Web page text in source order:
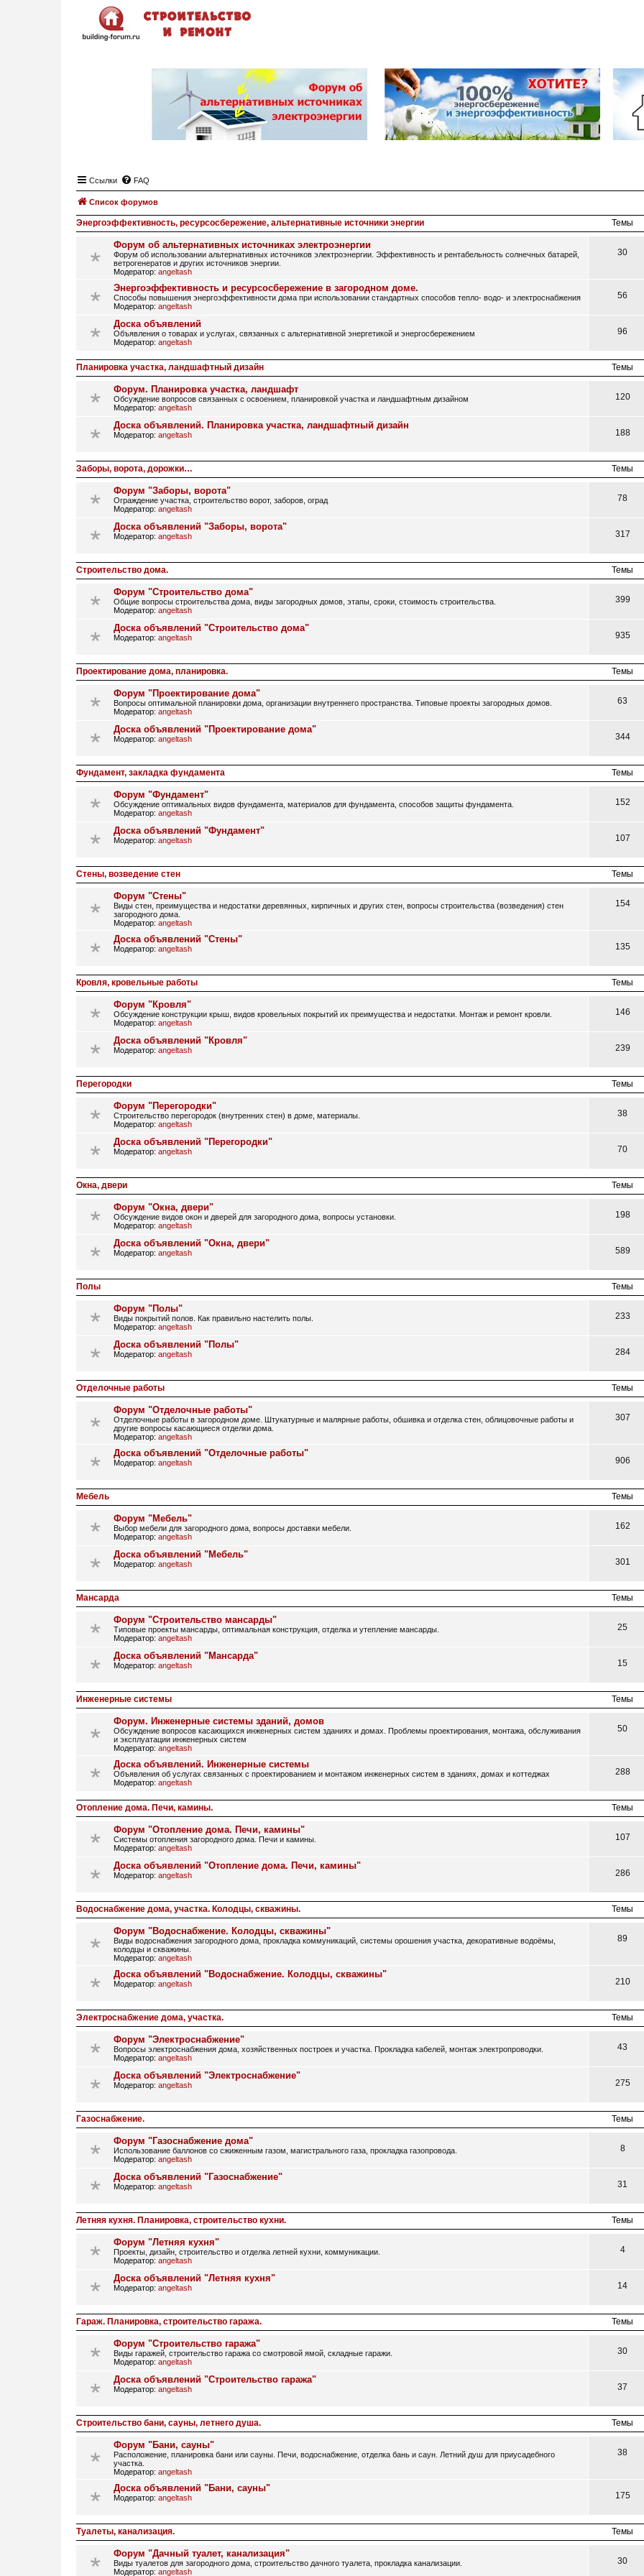
Ссылки FAQ
Список форумов
Энергоэффективность, ресурсосбережение, альтернативные источники энергии Темы
Форум об альтернативных источниках электроэнергии
Форум об использовании альтернативных источников электроэнергии. Эффективность и рентабельность солнечных батарей,
ветрогенератов и других источников энергии.
Модератор: angeltash
30
Энергоэффективность и ресурсосбережение в загородном доме.
Способы повышения энергоэффективности дома при использовании стандартных способов тепло- водо- и электроснабжения
Модератор: angeltash
56
Доска объявлений
Объявления о товарах и услугах, связанных с альтернативной энергетикой и энергосбережением
Модератор: angeltash
96
Планировка участка, ландшафтный дизайн Темы
Форум. Планировка участка, ландшафт
Обсуждение вопросов связанных с освоением, планировкой участка и ландшафтным дизайном
Модератор: angeltash
120
Доска объявлений. Планировка участка, ландшафтный дизайн
Модератор: angeltash 188
Заборы, ворота, дорожки… Темы
Форум "Заборы, ворота"
Ограждение участка, строительство ворот, заборов, оград
Модератор: angeltash
78
Доска объявлений "Заборы, ворота"
Модератор: angeltash 317
Строительство дома. Темы
Форум "Строительство дома"
Общие вопросы строительства дома, виды загородных домов, этапы, сроки, стоимость строительства.
Модератор: angeltash
399
Доска объявлений "Строительство дома"
Модератор: angeltash 935
Проектирование дома, планировка. Темы
Форум "Проектирование дома"
Вопросы оптимальной планировки дома, организации внутреннего пространства. Типовые проекты загородных домов.
Модератор: angeltash
63
Доска объявлений "Проектирование дома"
Модератор: angeltash 344
Фундамент, закладка фундамента Темы
Форум "Фундамент"
Обсуждение оптимальных видов фундамента, материалов для фундамента, способов защиты фундамента.
Модератор: angeltash
152
Доска объявлений "Фундамент"
Модератор: angeltash 107
Стены, возведение стен Темы
Форум "Стены"
Виды стен, преимущества и недостатки деревянных, кирпичных и других стен, вопросы строительства (возведения) стен
загородного дома.
Модератор: angeltash
154
Доска объявлений "Стены"
Модератор: angeltash 135
Кровля, кровельные работы Темы
Форум "Кровля"
Обсуждение конструкции крыш, видов кровельных покрытий их преимущества и недостатки. Монтаж и ремонт кровли.
Модератор: angeltash
146
Доска объявлений "Кровля"
Модератор: angeltash 239
Перегородки Темы
Форум "Перегородки"
Строительство перегородок (внутренних стен) в доме, материалы.
Модератор: angeltash
38
Доска объявлений "Перегородки"
Модератор: angeltash 70
Окна, двери Темы
Форум "Окна, двери"
Обсуждение видов окон и дверей для загородного дома, вопросы установки.
Модератор: angeltash
198
Доска объявлений "Окна, двери"
Модератор: angeltash 589
Полы Темы
Форум "Полы"
Виды покрытий полов. Как правильно настелить полы.
Модератор: angeltash
233
Доска объявлений "Полы"
Модератор: angeltash 284
Отделочные работы Темы
Форум "Отделочные работы"
Отделочные работы в загородном доме. Штукатурные и малярные работы, обшивка и отделка стен, облицовочные работы и
другие вопросы касающиеся отделки дома.
Модератор: angeltash
307
Доска объявлений "Отделочные работы"
Модератор: angeltash 906
Мебель Темы
Форум "Мебель"
Выбор мебели для загородного дома, вопросы доставки мебели.
Модератор: angeltash
162
Доска объявлений "Мебель"
Модератор: angeltash 301
Мансарда Темы
Форум "Строительство мансарды"
Типовые проекты мансарды, оптимальная конструкция, отделка и утепление мансарды.
Модератор: angeltash
25
Доска объявлений "Мансарда"
Модератор: angeltash 15
Инженерные системы Темы
Форум. Инженерные системы зданий, домов
Обсуждение вопросов касающихся инженерных систем зданиях и домах. Проблемы проектирования, монтажа, обслуживания
и эксплуатации инженерных систем
Модератор: angeltash
50
Доска объявлений. Инженерные системы
Объявления об услугах связанных с проектированием и монтажом инженерных систем в зданиях, домах и коттеджах
Модератор: angeltash
288
Отопление дома. Печи, камины. Темы
Форум "Отопление дома. Печи, камины"
Системы отопления загородного дома. Печи и камины.
Модератор: angeltash
107
Доска объявлений "Отопление дома. Печи, камины"
Модератор: angeltash 286
Водоснабжение дома, участка. Колодцы, скважины. Темы
Форум "Водоснабжение. Колодцы, скважины"
Виды водоснабжения загородного дома, прокладка коммуникаций, системы орошения участка, декоративные водоёмы,
колодцы и скважины.
Модератор: angeltash
89
Доска объявлений "Водоснабжение. Колодцы, скважины"
Модератор: angeltash 210
Электроснабжение дома, участка. Темы
Форум "Электроснабжение"
Вопросы электроснабжения дома, хозяйственных построек и участка. Прокладка кабелей, монтаж электропроводки.
Модератор: angeltash
43
Доска объявлений "Электроснабжение"
Модератор: angeltash 275
Газоснабжение. Темы
Форум "Газоснабжение дома"
Использование баллонов со сжиженным газом, магистрального газа, прокладка газопровода.
Модератор: angeltash
8
Доска объявлений "Газоснабжение"
Модератор: angeltash 31
Летняя кухня. Планировка, строительство кухни. Темы
Форум "Летняя кухня"
Проекты, дизайн, строительство и отделка летней кухни, коммуникации.
Модератор: angeltash
4
Доска объявлений "Летняя кухня"
Модератор: angeltash 14
Гараж. Планировка, строительство гаража. Темы
Форум "Строительство гаража"
Виды гаражей, строительство гаража со смотровой ямой, складные гаражи.
Модератор: angeltash
30
Доска объявлений "Строительство гаража"
Модератор: angeltash 37
Строительство бани, сауны, летнего душа. Темы
Форум "Бани, сауны"
Расположение, планировка бани или сауны. Печи, водоснабжение, отделка бань и саун. Летний душ для приусадебного
участка.
Модератор: angeltash
38
Доска объявлений "Бани, сауны"
Модератор: angeltash 175
Туалеты, канализация. Темы
Форум "Дачный туалет, канализация"
Виды туалетов для загородного дома, строительство дачного туалета, прокладка канализации.
Модератор: angeltash
30